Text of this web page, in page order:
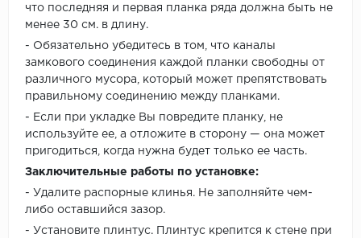
что последняя и первая планка ряда должна быть не
менее 30 см. в длину.
- Обязательно убедитесь в том, что каналы
замкового соединения каждой планки свободны от
различного мусора, который может препятствовать
правильному соединению между планками.
- Если при укладке Вы повредите планку, не
используйте ее, а отложите в сторону — она может
пригодиться, когда нужна будет только ее часть.
Заключительные работы по установке:
- Удалите распорные клинья. Не заполняйте чем-
либо оставшийся зазор.
- Установите плинтус. Плинтус крепится к стене при